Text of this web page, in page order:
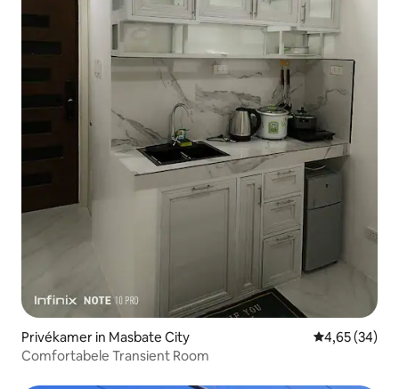
Privékamer in Masbate City Gemiddelde
4,65 (34)
Comfortabele Transient Room